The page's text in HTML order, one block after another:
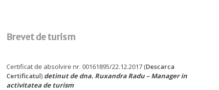
Brevet de turism
Certificat de absolvire nr. 00161895/22.12.2017 (Descarca
Certificatul) detinut de dna. Ruxandra Radu – Manager in
activitatea de turism